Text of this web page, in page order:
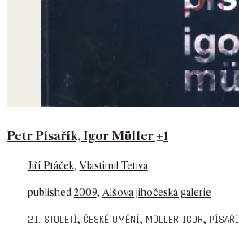
Petr Písařík, Igor Müller ±1
Jiří Ptáček, Vlastimil Tetiva
published 2009, Alšova jihočeská galerie
21. století, české umění, müller igor,